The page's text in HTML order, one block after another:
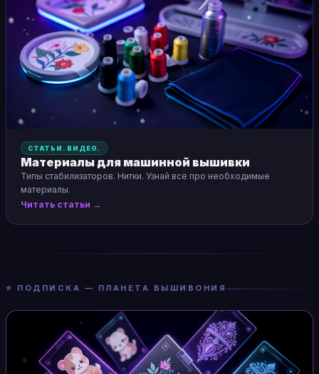
СТАТЬИ. ВИДЕО.
Материалы для машинной вышивки
Типы стабилизаторов. Нитки. Узнай всё про необходимые
материалы.
Читать статьи →
⭐ ПОДПИСКА — ПЛАНЕТА ВЫШИВОНИЯ